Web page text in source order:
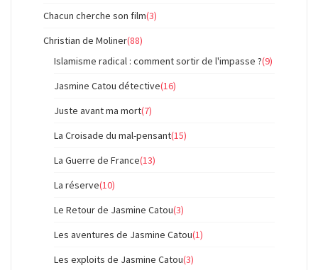
Chacun cherche son film(3)
Christian de Moliner(88)
Islamisme radical : comment sortir de l'impasse ?(9)
Jasmine Catou détective(16)
Juste avant ma mort(7)
La Croisade du mal-pensant(15)
La Guerre de France(13)
La réserve(10)
Le Retour de Jasmine Catou(3)
Les aventures de Jasmine Catou(1)
Les exploits de Jasmine Catou(3)